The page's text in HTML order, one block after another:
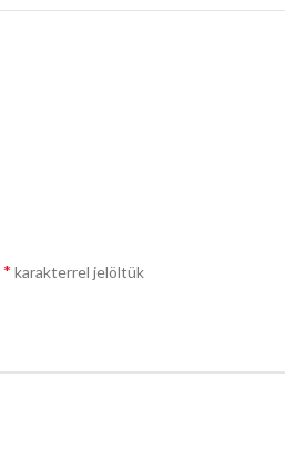
* karakterrel jelöltük